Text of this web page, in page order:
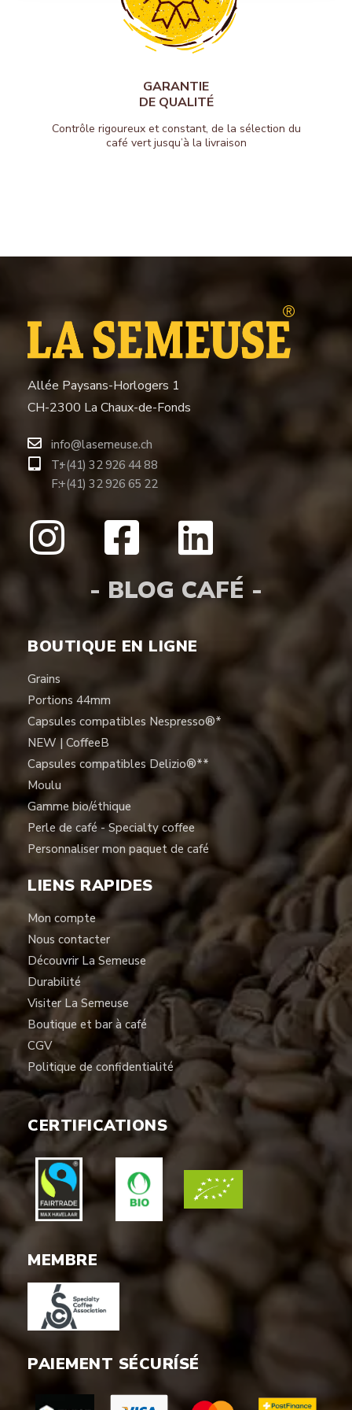
GARANTIE
DE QUALITÉ
Contrôle rigoureux et constant, de la sélection du
café vert jusqu’à la livraison
Allée Paysans-Horlogers 1
CH-2300 La Chaux-de-Fonds
info@lasemeuse.ch
T:
F:
+(41) 32 926 44 88
+(41) 32 926 65 22
- BLOG CAFÉ -
BOUTIQUE EN LIGNE
Grains
Portions 44mm
Capsules compatibles Nespresso®*
NEW | CoffeeB
Capsules compatibles Delizio®**
Moulu
Gamme bio/éthique
Perle de café - Specialty coffee
Personnaliser mon paquet de café
LIENS RAPIDES
Mon compte
Nous contacter
Découvrir La Semeuse
Durabilité
Visiter La Semeuse
Boutique et bar à café
CGV
Politique de confidentialité
CERTIFICATIONS
MEMBRE
PAIEMENT SÉCURÍSÉ